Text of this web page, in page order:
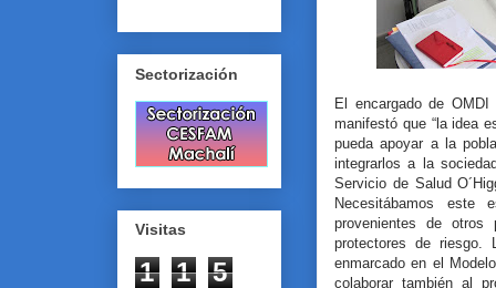
El encargado de
manifestó que “la idea
pueda apoyar a la
integrarlos a la
Servicio de Salud
Necesitábamos este
provenientes de otros
protectores de riesgo.
enmarcado en el
colaborar también al
Sectorización
Visitas
1 1 5